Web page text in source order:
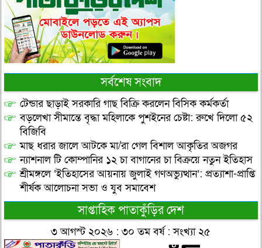
সর্বশেষ সংবাদ
টেন্ডার ছাড়াই সরকারি গাছ বিক্রি করলেন বিসিক কর্মকর্তা
বড়লেখা সীমান্তে বৃদ্ধা মহিলাকে পুশইনের চেষ্টা: রুখে দিলো ৫২
বিজিবি
মাছ ধরার জালে আটকে মা/রা গেল বিশাল আকৃতির অজগর
ন্যাশনাল টি কোম্পানির ১২ চা বাগানের চা বিক্রয়ে নতুন ইতিহাস
শ্রীমঙ্গলে ‘ইতিহাসের আয়নায় জুলাই গণঅভ্যুত্থান’: প্রত্যাশা-প্রাপ্তি
শীর্ষক আলোচনা সভা ও যুব সমাবেশ
সাপ্তাহিক পাতাকুঁড়ির দেশ
৩ আগস্ট ২০২৬ : ৩০ তম বর্ষ : সংখ্যা ২৫